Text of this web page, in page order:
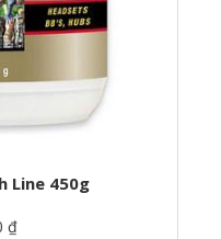
Line 450g
₫